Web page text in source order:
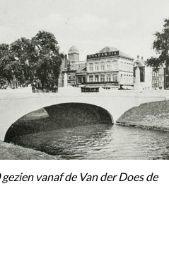
vanaf de Van der Does de